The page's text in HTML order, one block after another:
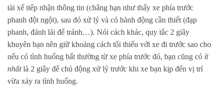
tài xế tiếp nhận thông tin (chẳng hạn như thấy xe phía trước
phanh đột ngột), sau đó xử lý và có hành động cần thiết (đạp
phanh, đánh lái để tránh…). Nói cách khác, quy tắc 2 giây
khuyên bạn nên giữ khoảng cách tối thiểu với xe đi trước sao cho
nếu có tình huống bất thường từ xe phía trước đó, bạn cũng có ít
nhấtlà 2 giây để chủ động xử lý trước khi xe bạn kịp đến vị trí
vừa xảy ra tình huống.